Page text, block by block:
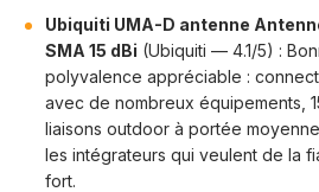
Ubiquiti UMA-D antenne
SMA 15 dBi (Ubiquiti — 4.1/5) :
polyvalence appréciable :
avec de nombreux équipements,
liaisons outdoor à portée
les intégrateurs qui veulent de la
fort.